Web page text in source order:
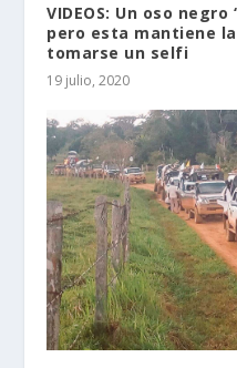
VIDEOS: Un oso negro
pero esta mantiene
tomarse un selfi
19 julio, 2020